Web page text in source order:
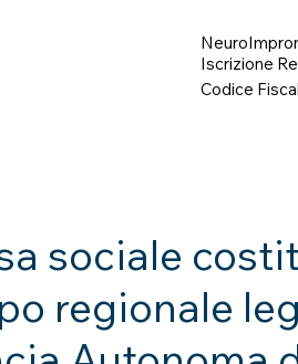
Iscrizione
Codice
sociale
regionale